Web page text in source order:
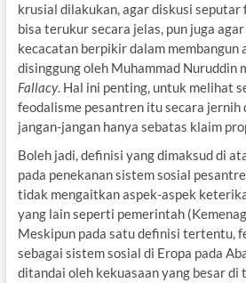
krusial dilakukan, agar diskusi seputar
bisa terukur secara jelas, pun juga
kecacatan berpikir dalam membangun
disinggung oleh Muhammad Nuruddin
Fallacy. Hal ini penting, untuk melihat
feodalisme pesantren itu secara jernih
jangan-jangan hanya sebatas klaim
Boleh jadi, definisi yang dimaksud di
pada penekanan sistem sosial
tidak mengaitkan aspek-aspek
yang lain seperti pemerintah
Meskipun pada satu definisi tertentu,
sebagai sistem sosial di Eropa pada
ditandai oleh kekuasaan yang besar di